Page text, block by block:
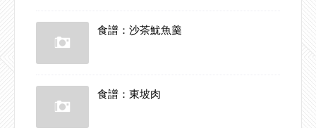
食譜：沙茶魷魚羹
食譜：東坡肉